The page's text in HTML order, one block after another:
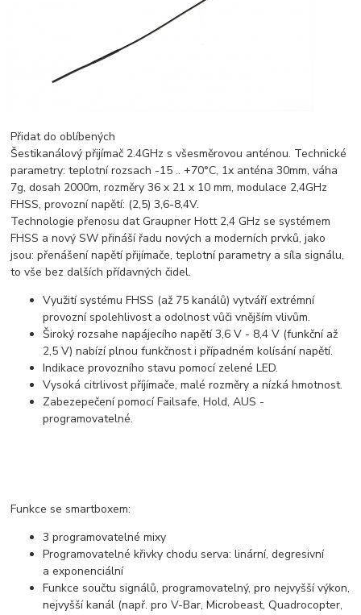
Přidat do oblíbených
Šestikanálový přijímač 2.4GHz s všesměrovou anténou. Technické
parametry: teplotní rozsach -15 .. +70°C, 1x anténa 30mm, váha
7g, dosah 2000m, rozměry 36 x 21 x 10 mm, modulace 2,4GHz
FHSS, provozní napětí: (2,5) 3,6-8,4V.
Technologie přenosu dat Graupner Hott 2,4 GHz se systémem
FHSS a nový SW přináší řadu nových a moderních prvků, jako
jsou: přenášení napětí přijímače, teplotní parametry a síla signálu,
to vše bez dalších přídavných čidel.
Využití systému FHSS (až 75 kanálů) vytváří extrémní
provozní spolehlivost a odolnost vůči vnějším vlivům.
Široký rozsahe napájecího napětí 3,6 V - 8,4 V (funkční až
2,5 V) nabízí plnou funkčnost i případném kolísání napětí.
Indikace provozního stavu pomocí zelené LED.
Vysoká citrlivost příjímače, malé rozměry a nízká hmotnost.
Zabezepečení pomocí Failsafe, Hold, AUS -
programovatelné.
Funkce se smartboxem:
3 programovatelné mixy
Programovatelné křivky chodu serva: linární, degresivní
a exponenciální
Funkce součtu signálů, programovatelný, pro nejvyšší výkon,
nejvyšší kanál (např. pro V-Bar, Microbeast, Quadrocopter,